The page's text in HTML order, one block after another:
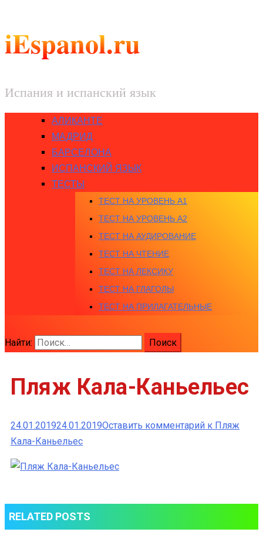
iEspanol.ru
Испания и испанский язык
АЛИКАНТЕ
МАДРИД
БАРСЕЛОНА
ИСПАНСКИЙ ЯЗЫК
ТЕСТЫ
ТЕСТ НА УРОВЕНЬ A1
ТЕСТ НА УРОВЕНЬ A2
ТЕСТ НА АУДИРОВАНИЕ
ТЕСТ НА ЧТЕНИЕ
ТЕСТ НА ЛЕКСИКУ
ТЕСТ НА ГЛАГОЛЫ
ТЕСТ НА ПРИЛАГАТЕЛЬНЫЕ
Найти:
Пляж Кала-Каньельес
24.01.201924.01.2019Оставить комментарий к Пляж
Кала-Каньельес
RELATED POSTS